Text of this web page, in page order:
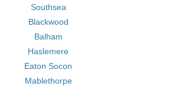
Southsea
Blackwood
Balham
Haslemere
Eaton Socon
Mablethorpe